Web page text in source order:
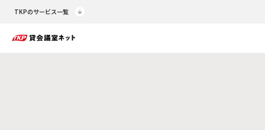
TKPのサービス一覧